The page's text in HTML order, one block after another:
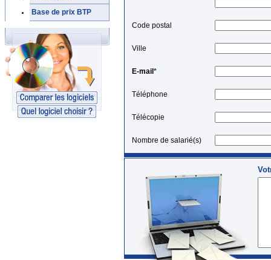
Base de prix BTP
Code postal
Ville
E-mail *
Téléphone
Télécopie
Nombre de salarié(s)